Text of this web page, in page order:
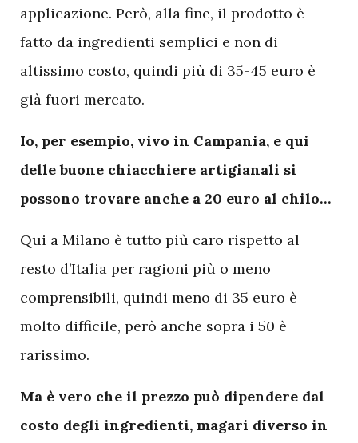
applicazione. Però, alla fine, il prodotto è
fatto da ingredienti semplici e non di
altissimo costo, quindi più di 35-45 euro è
già fuori mercato.
Io, per esempio, vivo in Campania, e qui
delle buone chiacchiere artigianali si
possono trovare anche a 20 euro al chilo…
Qui a Milano è tutto più caro rispetto al
resto d’Italia per ragioni più o meno
comprensibili, quindi meno di 35 euro è
molto difficile, però anche sopra i 50 è
rarissimo.
Ma è vero che il prezzo può dipendere dal
costo degli ingredienti, magari diverso in